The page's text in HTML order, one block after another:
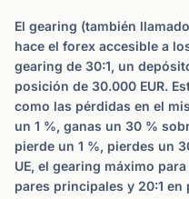
El gearing (también llamado
hace el forex accesible a
gearing de 30:1, un
posición de 30.000 EUR.
como las pérdidas en el
un 1 %, ganas un 30 %
pierde un 1 %, pierdes un
UE, el gearing máximo
pares principales y 20:1 en